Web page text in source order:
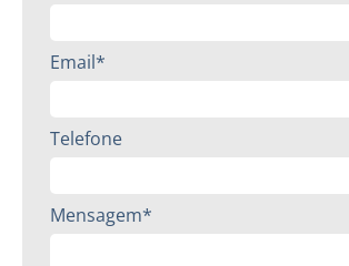
Email*
Telefone
Mensagem*